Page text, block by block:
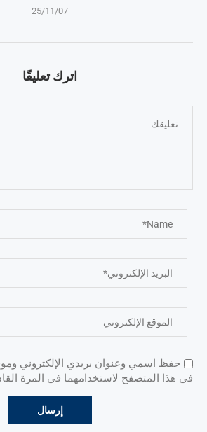
25/11/07
اترك تعليقًا
حفظ اسمي وعنوان بريدي الإلكتروني
في هذا المتصفح لاستخدامهما في المرة